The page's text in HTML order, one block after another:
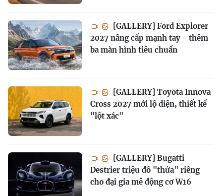
[GALLERY] Ford Explorer
2027 nâng cấp mạnh tay - thêm
ba màn hình tiêu chuẩn
[GALLERY] Toyota Innova
Cross 2027 mới lộ diện, thiết kế
"lột xác"
[GALLERY] Bugatti
Destrier triệu đô "thửa" riêng
cho đại gia mê động cơ W16